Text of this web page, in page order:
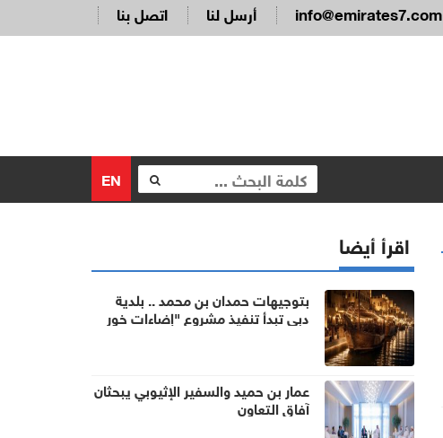
اتصل بنا أرسل لنا info@emirates7.com
EN
اقرأ أيضا
بتوجيهات حمدان بن محمد .. بلدية
دبي تبدأ تنفيذ مشروع "إضاءات خور
عمار بن حميد والسفير الإثيوبي يبحثان
آفاق التعاون